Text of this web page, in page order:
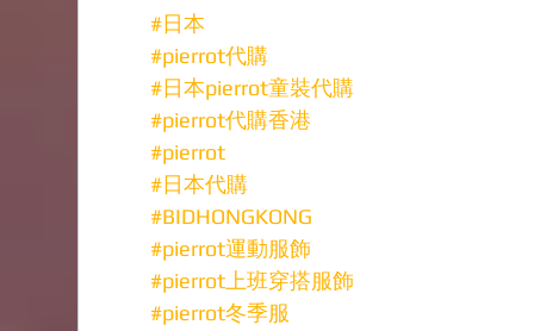
#日本
#pierrot代購
#日本pierrot童裝代購
#pierrot代購香港
#pierrot
#日本代購
#BIDHONGKONG
#pierrot運動服飾
#pierrot上班穿搭服飾
#pierrot冬季服